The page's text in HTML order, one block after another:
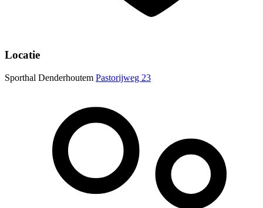
Locatie
Sporthal Denderhoutem Pastorijweg 23